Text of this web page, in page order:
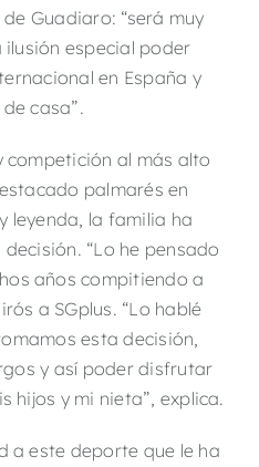
Guadiaro: “será muy
especial poder
en España y
casa”.
competición al más alto
palmarés en
leyenda, la familia ha
“Lo he pensado
años compitiendo a
a SGplus. “Lo hablé
esta decisión,
y así poder disfrutar
hijos y mi nieta”, explica.
a este deporte que le ha